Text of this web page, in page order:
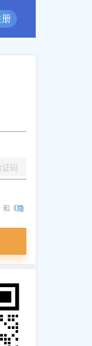
册
码
和 《隐